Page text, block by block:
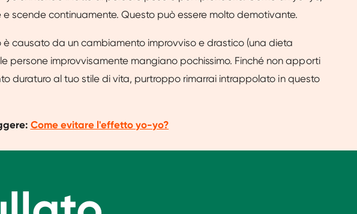
e scende continuamente. Questo può essere molto demotivante.
è causato da un cambiamento improvviso e drastico (una dieta
persone improvvisamente mangiano pochissimo. Finché non apporti
duraturo al tuo stile di vita, purtroppo rimarrai intrappolato in questo
Come evitare l'effetto yo-yo?